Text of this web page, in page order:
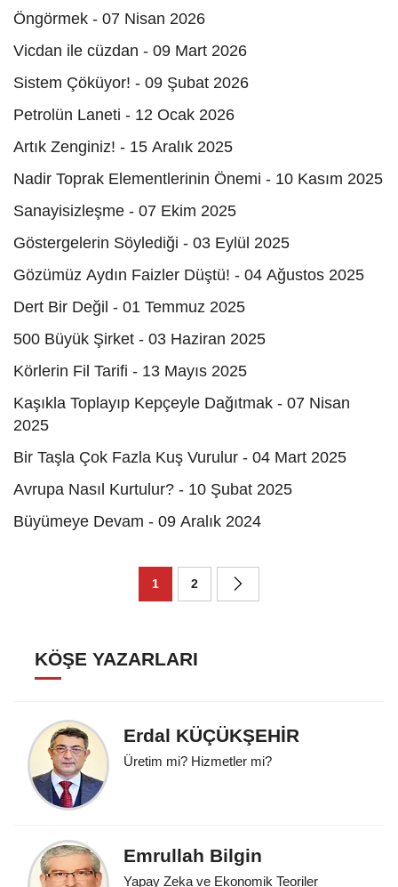
Öngörmek - 07 Nisan 2026
Vicdan ile cüzdan - 09 Mart 2026
Sistem Çöküyor! - 09 Şubat 2026
Petrolün Laneti - 12 Ocak 2026
Artık Zenginiz! - 15 Aralık 2025
Nadir Toprak Elementlerinin Önemi - 10 Kasım 2025
Sanayisizleşme - 07 Ekim 2025
Göstergelerin Söylediği - 03 Eylül 2025
Gözümüz Aydın Faizler Düştü! - 04 Ağustos 2025
Dert Bir Değil - 01 Temmuz 2025
500 Büyük Şirket - 03 Haziran 2025
Körlerin Fil Tarifi - 13 Mayıs 2025
Kaşıkla Toplayıp Kepçeyle Dağıtmak - 07 Nisan
2025
Bir Taşla Çok Fazla Kuş Vurulur - 04 Mart 2025
Avrupa Nasıl Kurtulur? - 10 Şubat 2025
Büyümeye Devam - 09 Aralık 2024
1 2
KÖŞE YAZARLARI
Erdal KÜÇÜKŞEHİR
Üretim mi? Hizmetler mi?
Emrullah Bilgin
Yapay Zeka ve Ekonomik Teoriler